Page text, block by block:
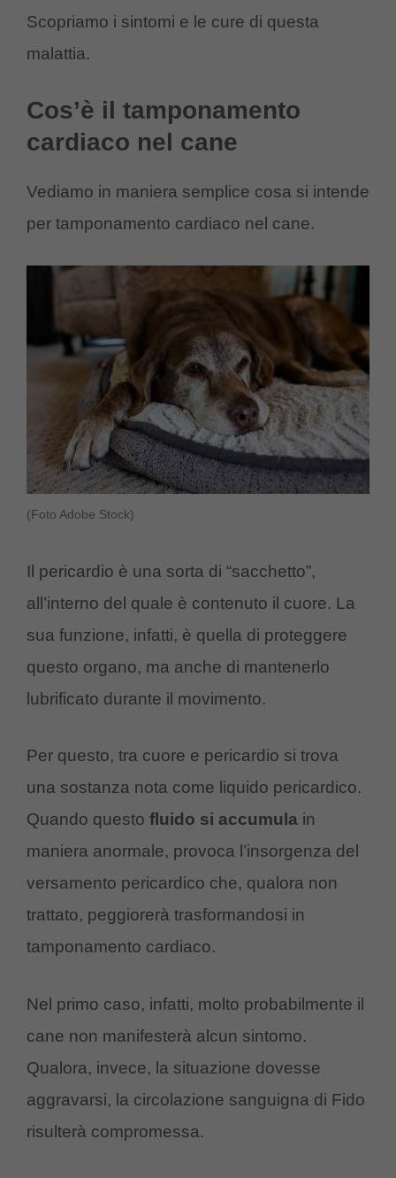
Scopriamo i sintomi e le cure di questa
malattia.
Cos’è il tamponamento
cardiaco nel cane
Vediamo in maniera semplice cosa si intende
per tamponamento cardiaco nel cane.
(Foto Adobe Stock)
Il pericardio è una sorta di “sacchetto”,
all’interno del quale è contenuto il cuore. La
sua funzione, infatti, è quella di proteggere
questo organo, ma anche di mantenerlo
lubrificato durante il movimento.
Per questo, tra cuore e pericardio si trova
una sostanza nota come liquido pericardico.
Quando questo fluido si accumula in
maniera anormale, provoca l’insorgenza del
versamento pericardico che, qualora non
trattato, peggiorerà trasformandosi in
tamponamento cardiaco.
Nel primo caso, infatti, molto probabilmente il
cane non manifesterà alcun sintomo.
Qualora, invece, la situazione dovesse
aggravarsi, la circolazione sanguigna di Fido
risulterà compromessa.